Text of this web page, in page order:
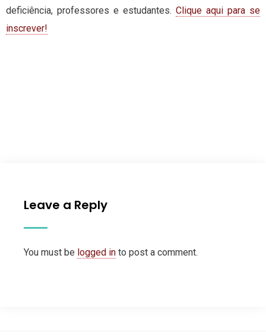
deficiência, professores e estudantes. Clique aqui para se
inscrever!
Leave a Reply
You must be logged in to post a comment.